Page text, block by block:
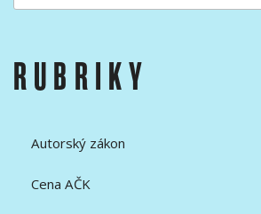
RUBRIKY
Autorský zákon
Cena AČK